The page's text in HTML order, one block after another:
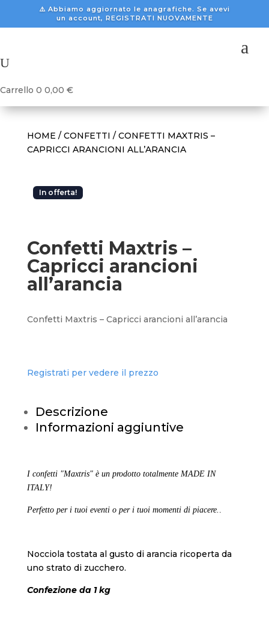
⚠️ Abbiamo aggiornato le anagrafiche. Se avevi
un account, REGISTRATI NUOVAMENTE
a
U
Carrello 0 0,00 €
HOME / CONFETTI / CONFETTI MAXTRIS –
CAPRICCI ARANCIONI ALL’ARANCIA
In offerta!
Confetti Maxtris –
Capricci arancioni
all’arancia
Confetti Maxtris – Capricci arancioni all’arancia
Registrati per vedere il prezzo
Descrizione
Informazioni aggiuntive
I confetti "Maxtris" è un prodotto totalmente MADE IN
ITALY!
Perfetto per i tuoi eventi o per i tuoi momenti di piacere. .
Nocciola tostata al gusto di arancia ricoperta da
uno strato di zucchero.
Confezione da 1 kg